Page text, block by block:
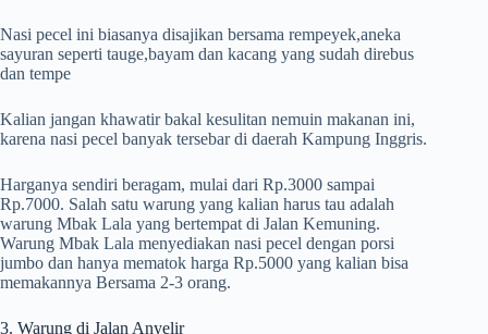
Nasi pecel ini biasanya disajikan bersama rempeyek,aneka
sayuran seperti tauge,bayam dan kacang yang sudah direbus
dan tempe
Kalian jangan khawatir bakal kesulitan nemuin makanan ini,
karena nasi pecel banyak tersebar di daerah Kampung Inggris.
Harganya sendiri beragam, mulai dari Rp.3000 sampai
Rp.7000. Salah satu warung yang kalian harus tau adalah
warung Mbak Lala yang bertempat di Jalan Kemuning.
Warung Mbak Lala menyediakan nasi pecel dengan porsi
jumbo dan hanya mematok harga Rp.5000 yang kalian bisa
memakannya Bersama 2-3 orang.
3. Warung di Jalan Anyelir